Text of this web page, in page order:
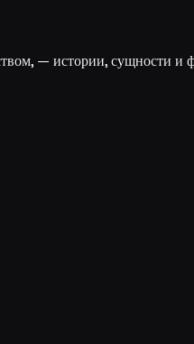
— истории, сущности и